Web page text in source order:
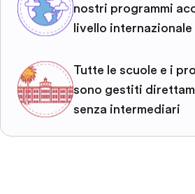
nostri programmi
livello internazionale
Tutte le scuole e i
sono gestiti
senza intermediari